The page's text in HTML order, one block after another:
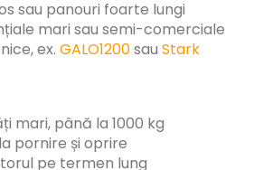
sau panouri foarte lungi
mari sau semi-comerciale
ex. GALO1200sau Stark
mari, până la 1000 kg
pornire și oprire
pe termen lung